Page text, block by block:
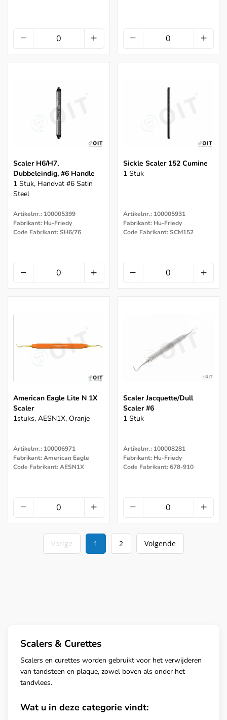
Scaler H6/H7,
Dubbeleindig, #6 Handle
1 Stuk, Handvat #6 Satin
Steel
Artikelnr.: 100005399
Fabrikant: Hu-Friedy
Code Fabrikant: SH6/76
Sickle Scaler 152 Cumine
1 Stuk
Artikelnr.: 100005931
Fabrikant: Hu-Friedy
Code Fabrikant: SCM152
American Eagle Lite N 1X
Scaler
1stuks, AESN1X, Oranje
Artikelnr.: 100006971
Fabrikant: American Eagle
Code Fabrikant: AESN1X
Scaler Jacquette/Dull
Scaler #6
1 Stuk
Artikelnr.: 100008281
Fabrikant: Hu-Friedy
Code Fabrikant: 678-910
Vorige 1 2 Volgende
Scalers & Curettes
Scalers en curettes worden gebruikt voor het verwijderen
van tandsteen en plaque, zowel boven als onder het
tandvlees.
Wat u in deze categorie vindt: